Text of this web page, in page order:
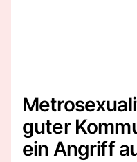
guter
ein Angriff